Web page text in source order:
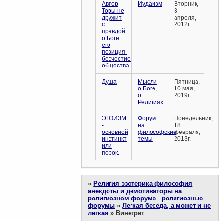
Автор
Торы не
дружит
с
правдой
о Боге
его
позиция-
бесчестие
общества.
Иудаизм
Вторник,
3
апреля,
2012г.
Душа
Мысли
о Боге,
о
Религиях
Пятница,
10 мая,
2019г.
ЭГОИЗМ
-
основной
инстинкт
или
порок.
Форум
на
философские
темы
Понедельник,
18
февраля,
2013г.
» Религия эзотерика философия
анекдоты и демотиваторы на
религиозном форуме - религиозные
форумы »Легкая беседа, а может и не
легкая » Винегрет